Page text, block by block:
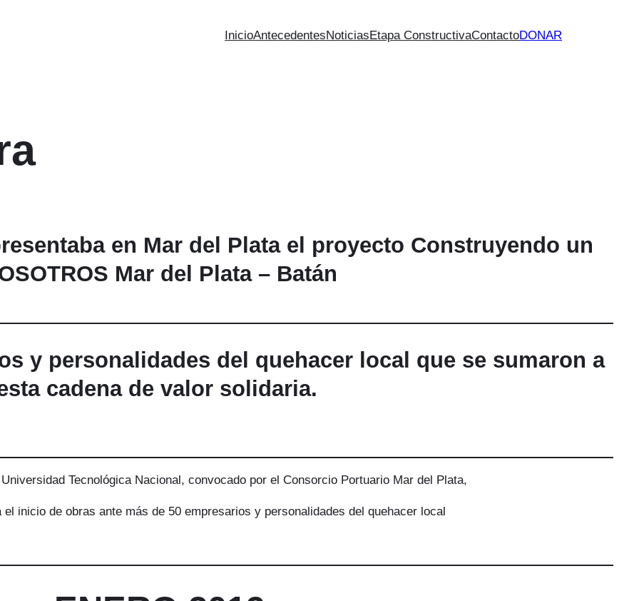
InicioAntecedentesNoticiasEtapa ConstructivaContactoDONAR
en Mar del Plata el proyecto Construyendo un
Mar del Plata – Batán
y personalidades del quehacer local que se sumaron a
cadena de valor solidaria.
Tecnológica Nacional, convocado por el Consorcio Portuario Mar del Plata,
inicio de obras ante más de 50 empresarios y personalidades del quehacer local